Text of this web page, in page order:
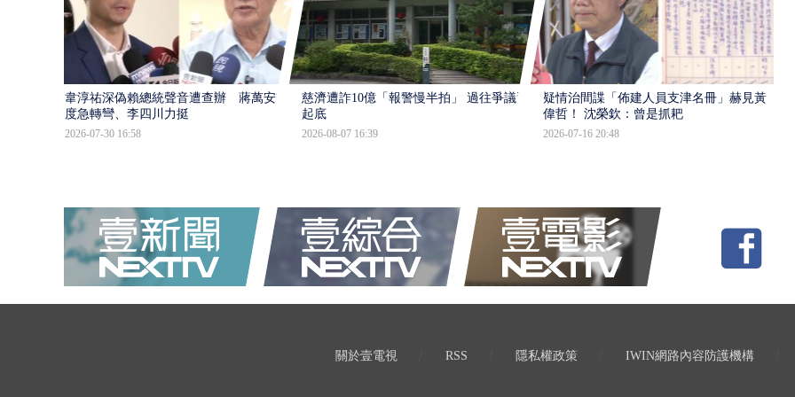
韋淳祐深偽賴總統聲音遭查辦 蔣萬安態
度急轉彎、李四川力挺
2026-07-30 16:58
慈濟遭詐10億「報警慢半拍」 過往爭議遭
起底
2026-08-07 16:39
疑情治間諜「佈建人員支津名冊」赫見黃
偉哲！ 沈榮欽：曾是抓耙
2026-07-16 20:48
關於壹電視 RSS 隱私權政策 IWIN網路內容防護機構